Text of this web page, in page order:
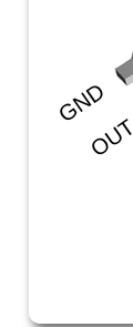
GND
OUT